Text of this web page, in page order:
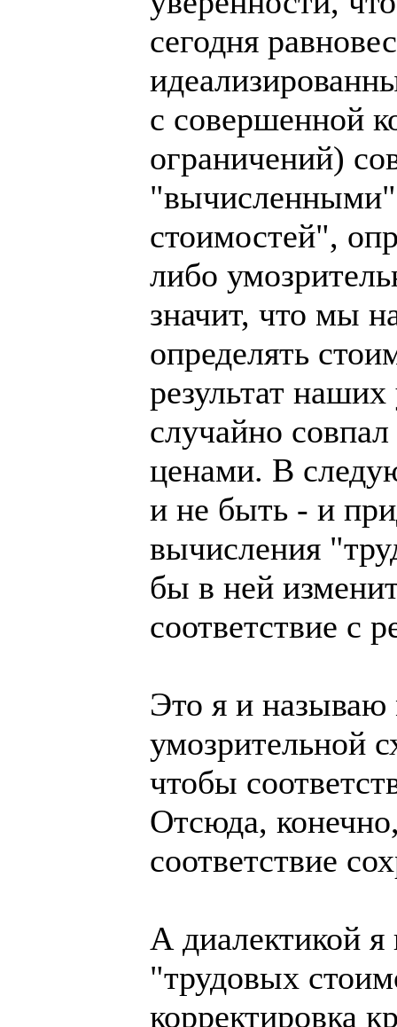
сегодня
с совершенной
ограничений)
стоимостей",
либо
значит, что мы
определять
результат
случайно
ценами. В
и не быть - и
вычисления
бы в ней
соответствие с
Это я и называю
умозрительной
чтобы
Отсюда,
соответствие
А диалектикой я
"трудовых
корректировка